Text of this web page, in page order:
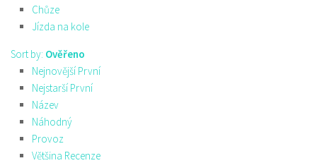
Chůze
Jízda na kole
Sort by: Ověřeno
Nejnovější První
Nejstarší První
Název
Náhodný
Provoz
Většina Recenze